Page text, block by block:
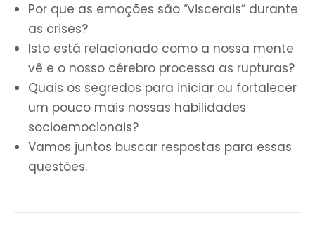
Por que as emoções são “viscerais” durante
as crises?
Isto está relacionado como a nossa mente
vê e o nosso cérebro processa as rupturas?
Quais os segredos para iniciar ou fortalecer
um pouco mais nossas habilidades
socioemocionais?
Vamos juntos buscar respostas para essas
questões.